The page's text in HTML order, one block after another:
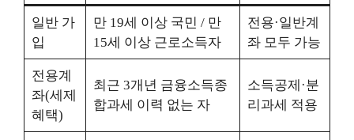
일반 가
입
만 19세 이상 국민 / 만
15세 이상 근로소득자
전용·일반계
좌 모두 가능
전용계
좌(세제
혜택)
최근 3개년 금융소득종
합과세 이력 없는 자
소득공제·분
리과세 적용